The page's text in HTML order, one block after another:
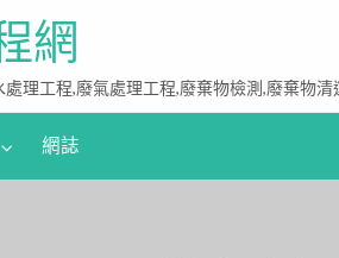
網
理工程,廢氣處理工程,廢棄物檢測,廢棄物清
網誌